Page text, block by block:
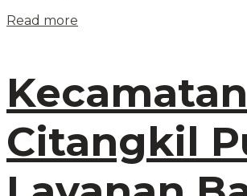
Read more
Kecamatan
Citangkil